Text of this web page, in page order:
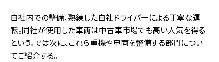
自社内での整備、熟練した自社ドライバーによる丁寧な運
転。同社が使用した車両は中古車市場でも高い人気を得る
という。では次に、これら重機や車両を整備する部門につい
てご紹介する。